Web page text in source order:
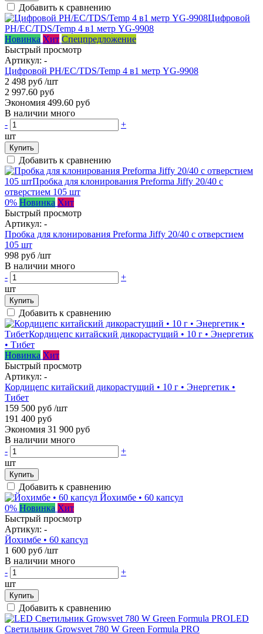
Добавить к сравнению
Новинка Хит Спецпредложение
Быстрый просмотр
Артикул: -
Цифровой PH/EC/TDS/Temp 4 в1 метр YG-9908
2 498 руб /шт
2 997.60 руб
Экономия 499.60 руб
В наличии много
-
+
шт
Купить
Добавить к сравнению
0% Новинка Хит
Быстрый просмотр
Артикул: -
Пробка для клонирования Preforma Jiffy 20/40 с отверстием
105 шт
998 руб /шт
В наличии много
-
+
шт
Купить
Добавить к сравнению
Новинка Хит
Быстрый просмотр
Артикул: -
Кордицепс китайский дикорастущий • 10 г • Энергетик •
Тибет
159 500 руб /шт
191 400 руб
Экономия 31 900 руб
В наличии много
-
+
шт
Купить
Добавить к сравнению
0% Новинка Хит
Быстрый просмотр
Артикул: -
Йохимбе • 60 капсул
1 600 руб /шт
В наличии много
-
+
шт
Купить
Добавить к сравнению